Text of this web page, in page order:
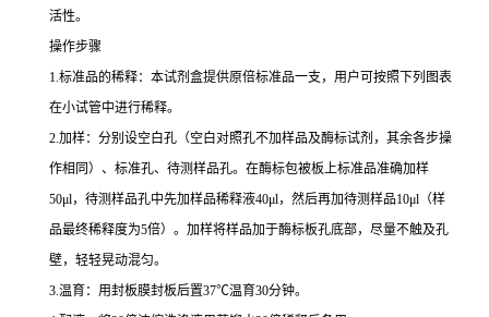
活性。
操作步骤
1.标准品的稀释：本试剂盒提供原倍标准品一支，用户可按照下列图表
在小试管中进行稀释。
2.加样：分别设空白孔（空白对照孔不加样品及酶标试剂，其余各步操
作相同）、标准孔、待测样品孔。在酶标包被板上标准品准确加样
50μl，待测样品孔中先加样品稀释液40μl，然后再加待测样品10μl （样
品最终稀释度为5倍）。加样将样品加于酶标板孔底部，尽量不触及孔
壁，轻轻晃动混匀。
3.温育：用封板膜封板后置37℃温育30分钟。